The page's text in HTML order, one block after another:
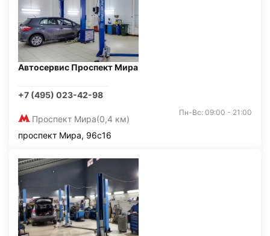
Автосервис Проспект Мира
+7 (495) 023-42-98
Проспект Мира(0,4 км)
Пн-Вс: 09:00 - 21:00
проспект Мира, 96с16